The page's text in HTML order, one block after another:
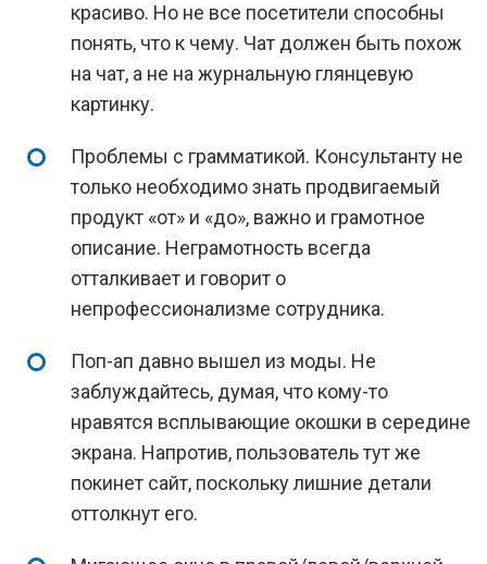
красиво. Но не все посетители способны
понять, что к чему. Чат должен быть похож
на чат, а не на журнальную глянцевую
картинку.
Проблемы с грамматикой. Консультанту не
только необходимо знать продвигаемый
продукт «от» и «до», важно и грамотное
описание. Неграмотность всегда
отталкивает и говорит о
непрофессионализме сотрудника.
Поп-ап давно вышел из моды. Не
заблуждайтесь, думая, что кому-то
нравятся всплывающие окошки в середине
экрана. Напротив, пользователь тут же
покинет сайт, поскольку лишние детали
оттолкнут его.